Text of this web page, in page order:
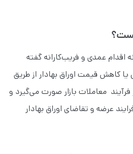
عمدی و فریب‌کارانه گفته
کاهش قیمت اوراق بهادار از طریق
فرآیند معاملات بازار صورت می‌گیرد و
عرضه و تقاضای اوراق بهادار